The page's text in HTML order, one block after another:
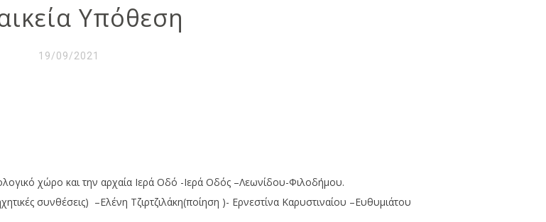
Υπόθεση
19/09/2021
χώρο και την αρχαία Ιερά Οδό -Ιερά Οδός –Λεωνίδου-Φιλοδήμου.
συνθέσεις) –Ελένη Τζιρτζιλάκη(ποίηση )- Ερνεστίνα Καρυστιναίου –Ευθυμιάτου